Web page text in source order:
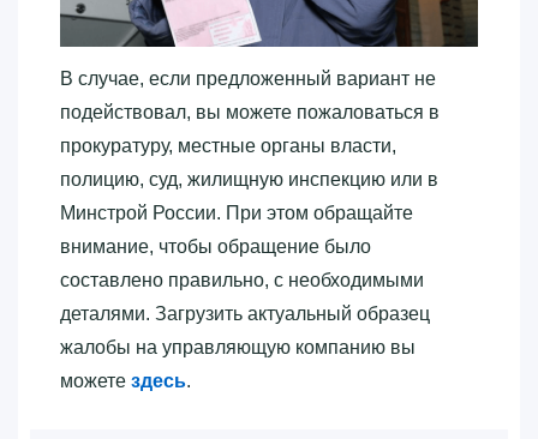
В случае, если предложенный вариант не
подействовал, вы можете пожаловаться в
прокуратуру, местные органы власти,
полицию, суд, жилищную инспекцию или в
Минстрой России. При этом обращайте
внимание, чтобы обращение было
составлено правильно, с необходимыми
деталями. Загрузить актуальный образец
жалобы на управляющую компанию вы
можете здесь.